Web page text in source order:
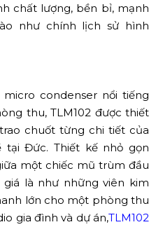
chất lượng, bền bỉ, mạnh
như chính lịch sử hình
condenser nổi tiếng
thu, TLM102 được thiết
chuốt từng chi tiết của
tại Đức. Thiết kế nhỏ gọn
một chiếc mũ trùm đầu
giá là như những viên kim
lớn cho một phòng thu
gia đình và dự án,TLM102